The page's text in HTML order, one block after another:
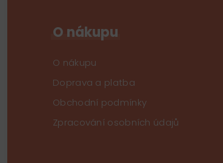
O nákupu
O nákupu
Doprava a platba
Obchodní podmínky
Zpracování osobních údajů